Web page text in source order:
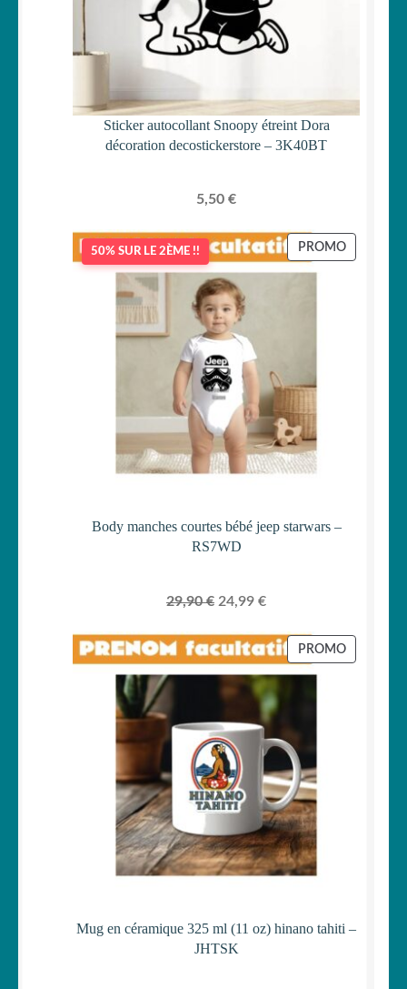
Sticker autocollant Snoopy étreint Dora
décoration decostickerstore – 3K40BT
5,50 €
50% SUR LE 2ÈME !! PROMOPRODUIT
Body manches courtes bébé jeep starwars –
RS7WD
29,90€ Le
initial
était :
29,90 €.
24,99 €Le
actuel
est :
24,99 €.
PROMOPRODUIT
Mug en céramique 325 ml (11 oz) hinano tahiti –
JHTSK